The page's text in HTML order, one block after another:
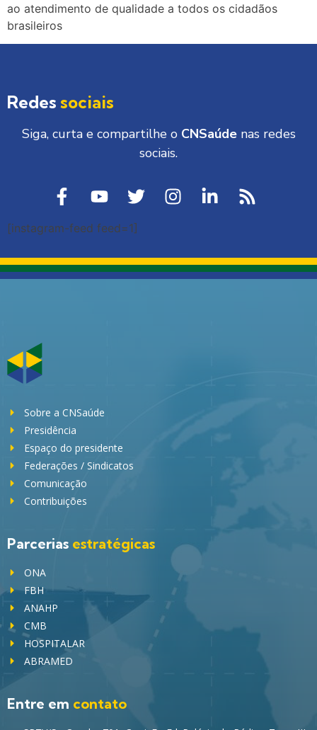
ao atendimento de qualidade a todos os cidadãos
brasileiros
Redes sociais
Siga, curta e compartilhe o CNSaúdenas redes
sociais.
[instagram-feed feed=1]
Sobre a CNSaúde
Presidência
Espaço do presidente
Federações / Sindicatos
Comunicação
Contribuições
Parcerias estratégicas
ONA
FBH
ANAHP
CMB
HOSPITALAR
ABRAMED
Entre em contato